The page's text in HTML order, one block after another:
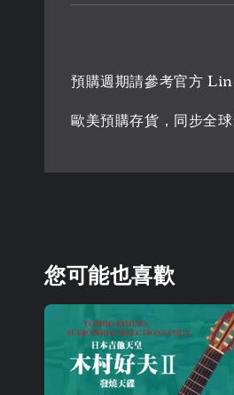
預購週期請參考官方
歐美預購存貨，同步全
您可能也喜歡